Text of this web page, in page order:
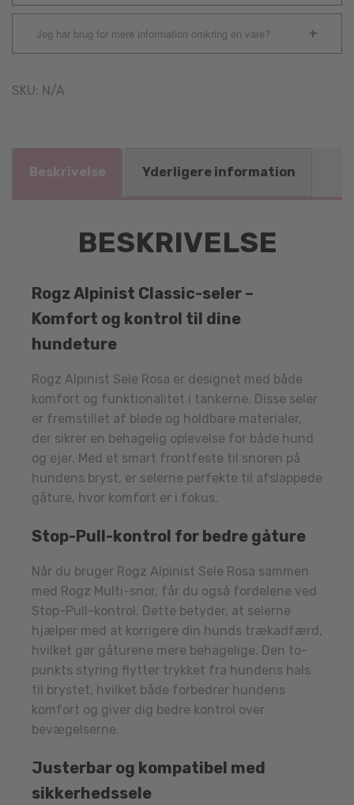
Jeg har brug for mere information omkring en vare?
SKU: N/A
Beskrivelse Yderligere information
BESKRIVELSE
Rogz Alpinist Classic-seler –
Komfort og kontrol til dine
hundeture
Rogz Alpinist Sele Rosa er designet med både
komfort og funktionalitet i tankerne. Disse seler
er fremstillet af bløde og holdbare materialer,
der sikrer en behagelig oplevelse for både hund
og ejer. Med et smart frontfeste til snoren på
hundens bryst, er selerne perfekte til afslappede
gåture, hvor komfort er i fokus.
Stop-Pull-kontrol for bedre gåture
Når du bruger Rogz Alpinist Sele Rosa sammen
med Rogz Multi-snor, får du også fordelene ved
Stop-Pull-kontrol. Dette betyder, at selerne
hjælper med at korrigere din hunds trækadfærd,
hvilket gør gåturene mere behagelige. Den to-
punkts styring flytter trykket fra hundens hals
til brystet, hvilket både forbedrer hundens
komfort og giver dig bedre kontrol over
bevægelserne.
Justerbar og kompatibel med
sikkerhedssele